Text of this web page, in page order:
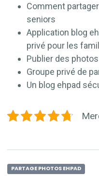
Comment
seniors
Application blog
privé pour les
Publier des
Groupe privé de
Un blog ehpad
PARTAGE PHOTOS EHPAD